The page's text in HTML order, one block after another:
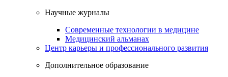
Научные журналы
Современные технологии в медицине
Медицинский альманах
Центр карьеры и профессионального развития
Дополнительное образование